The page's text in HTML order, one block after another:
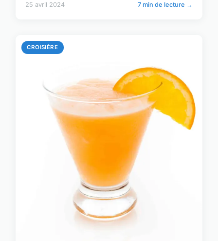
25 avril 2024 7 min de lecture →
CROISIÈRE